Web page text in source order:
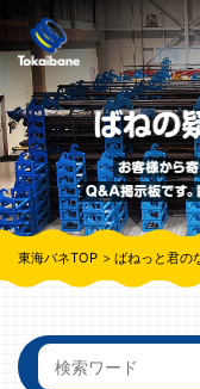
東海バネTOP ばねっと君の